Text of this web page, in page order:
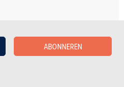
ABONNEREN